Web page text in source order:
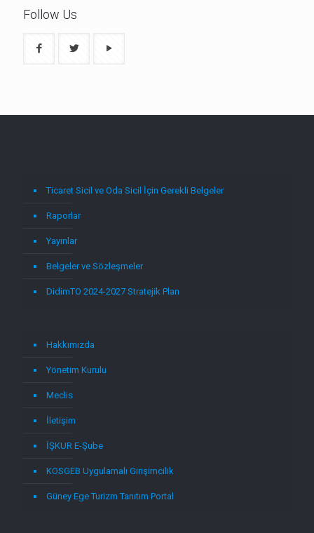
Follow Us
Ticaret Sicil ve Oda Sicil İçin Gerekli Belgeler
Raporlar
Yayınlar
Belgeler ve Sözleşmeler
DidimTO 2024-2027 Stratejik Plan
Hakkımızda
Yönetim Kurulu
Meclis
İletişim
İŞKUR E-Şube
KOSGEB Uygulamalı Girişimcilik
Güney Ege Turizm Tanıtım Portal